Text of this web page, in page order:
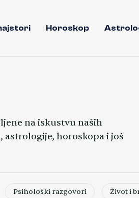
Horoskop
na iskustvu naših
horoskopa i još
Psihološki razgovori Život i